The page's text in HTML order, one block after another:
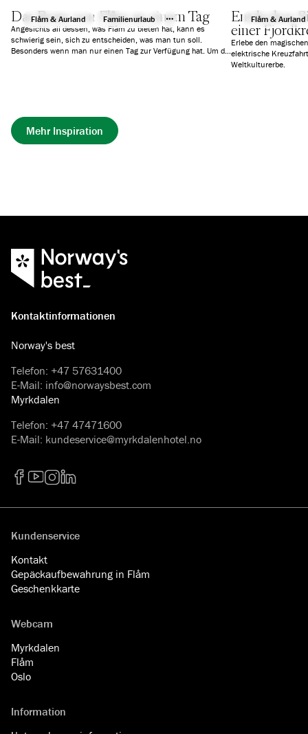
Flåm & Aurland Familienurlaub
Das Beste von Flåm an einem Tag
Angesichts all dessen, was Flåm zu bieten hat, kann es
schwierig sein, sich zu entscheiden, was man tun soll.
Besonders wenn man nur einen Tag zur Verfügung hat. Um die
Flåm & Aurland
Entdecken
einer
Erlebe den
elektrische
Weltkulturerbe.
Mehr Inspiration
Kontaktinformationen
Norway's best
Telefon: +47 57631400
E-Mail: info@norwaysbest.com
Myrkdalen
Telefon: +47 47471600
E-Mail: kundeservice@myrkdalenhotel.no
Kundenservice
Kontakt
Gepäckaufbewahrung in Flåm
Geschenkkarte
Webcam
Myrkdalen
Flåm
Oslo
Information